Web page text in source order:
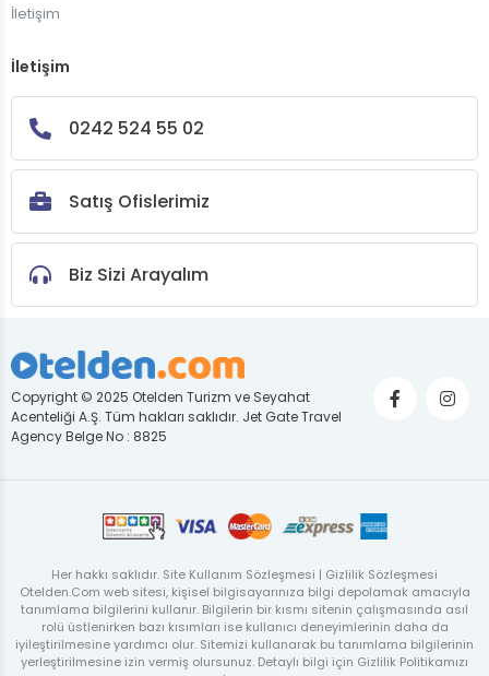
İletişim
İletişim
0242 524 55 02
Satış Ofislerimiz
Biz Sizi Arayalım
Copyright © 2025 Otelden Turizm ve Seyahat
Acenteliği A.Ş. Tüm hakları saklıdır. Jet Gate Travel
Agency Belge No : 8825
Her hakkı saklıdır. Site Kullanım Sözleşmesi | Gizlilik Sözleşmesi
Otelden.Com web sitesi, kişisel bilgisayarınıza bilgi depolamak amacıyla
tanımlama bilgilerini kullanır. Bilgilerin bir kısmı sitenin çalışmasında asıl
rolü üstlenirken bazı kısımları ise kullanıcı deneyimlerinin daha da
iyileştirilmesine yardımcı olur. Sitemizi kullanarak bu tanımlama bilgilerinin
yerleştirilmesine izin vermiş olursunuz. Detaylı bilgi için Gizlilik Politikamızı